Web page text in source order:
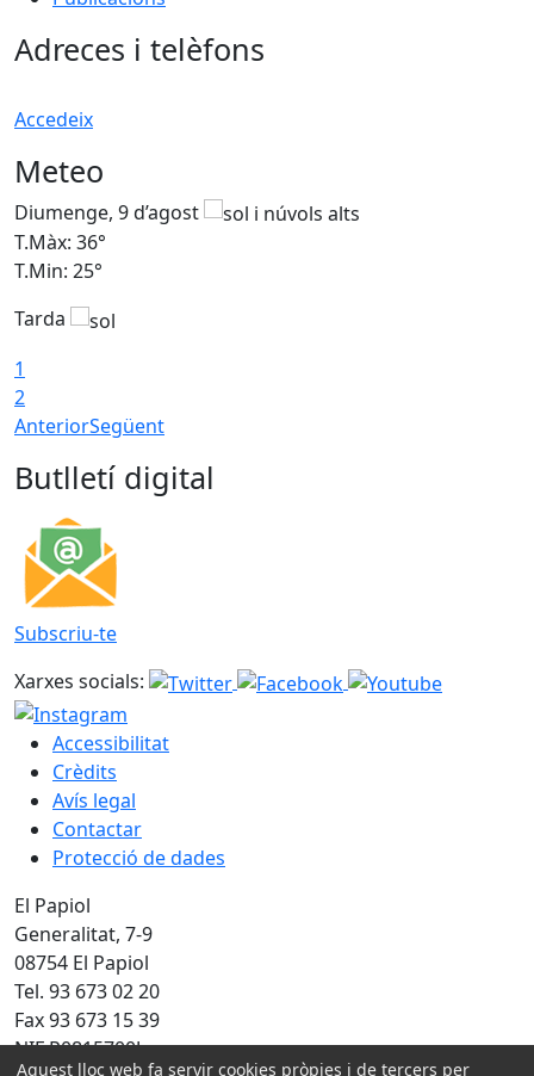
Adreces i telèfons
Accedeix
Meteo
Diumenge, 9 d’agost
T.Màx: 36°
T.Min: 25°
Tarda
1
2
AnteriorSegüent
Butlletí digital
Subscriu-te
Xarxes socials:
Accessibilitat
Crèdits
Avís legal
Contactar
Protecció de dades
El Papiol
Generalitat, 7-9
08754 El Papiol
Tel. 93 673 02 20
Fax 93 673 15 39
NIF P0815700J
Aquest lloc web fa servir cookies pròpies i de tercers per